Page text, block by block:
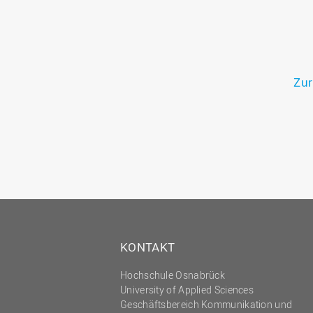
KONTAKT
Hochschule Osnabrück
University of Applied Sciences
Geschäftsbereich Kommunikation und